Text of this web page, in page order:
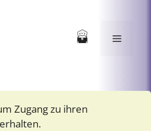
Menü
Zugang zu ihren